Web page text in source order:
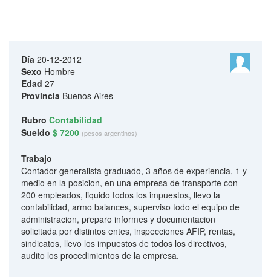
Día 20-12-2012
Sexo Hombre
Edad 27
Provincia Buenos Aires
Rubro Contabilidad
Sueldo $ 7200 (pesos argentinos)
Trabajo
Contador generalista graduado, 3 años de experiencia, 1 y
medio en la posicion, en una empresa de transporte con
200 empleados, liquido todos los impuestos, llevo la
contabilidad, armo balances, superviso todo el equipo de
administracion, preparo informes y documentacion
solicitada por distintos entes, inspecciones AFIP, rentas,
sindicatos, llevo los impuestos de todos los directivos,
audito los procedimientos de la empresa.